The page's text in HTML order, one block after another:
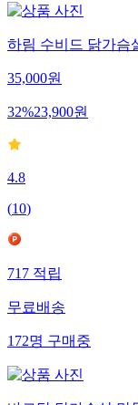
하림 수비드 닭가슴
35,000원
32%23,900원
4.8
(10)
717적립
무료배송
172명구매중